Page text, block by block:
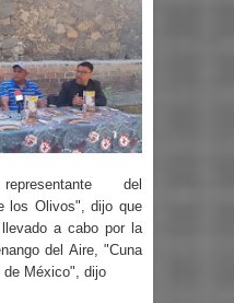
del
los Olivos", dijo que
a cabo por la
del Aire, "Cuna
de México", dijo